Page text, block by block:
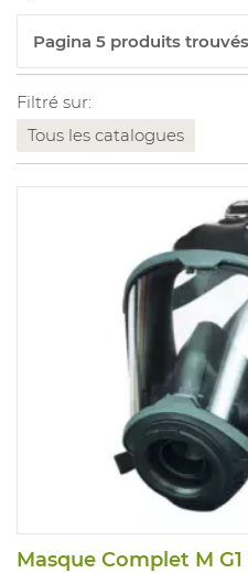
Filtré sur:
Tous les catalogues
Masque Complet M